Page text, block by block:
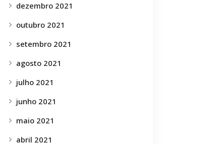
dezembro 2021
outubro 2021
setembro 2021
agosto 2021
julho 2021
junho 2021
maio 2021
abril 2021